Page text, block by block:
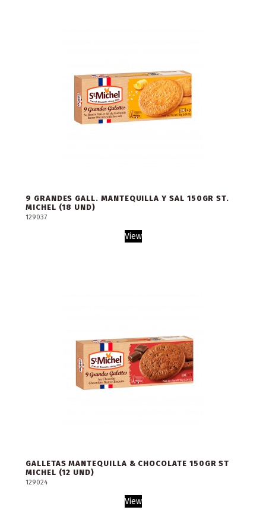
9 GRANDES GALL. MANTEQUILLA Y SAL 150GR ST.
MICHEL (18 UND)
129037
View
GALLETAS MANTEQUILLA & CHOCOLATE 150GR ST
MICHEL (12 UND)
129024
View